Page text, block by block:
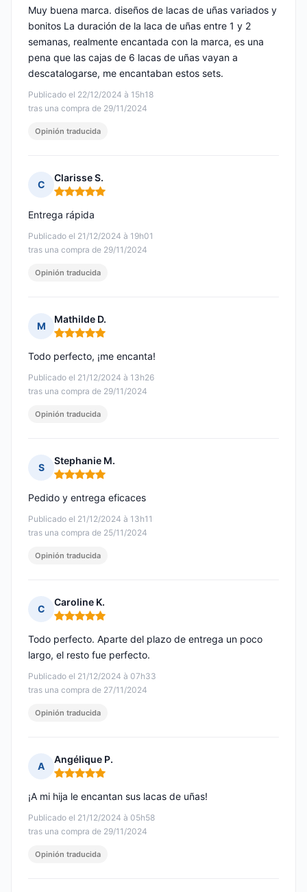
Publicado el 22/12/2024 à 15h18
tras una compra de 29/11/2024
Muy buena marca. diseños de lacas de uñas variados y
bonitos La duración de la laca de uñas entre 1 y 2
semanas, realmente encantada con la marca, es una
pena que las cajas de 6 lacas de uñas vayan a
descatalogarse, me encantaban estos sets.
Opinión traducida
C
Clarisse S.
Nota: 5 de 5
Publicado el 21/12/2024 à 19h01
tras una compra de 29/11/2024
Entrega rápida
Opinión traducida
M
Mathilde D.
Nota: 5 de 5
Publicado el 21/12/2024 à 13h26
tras una compra de 29/11/2024
Todo perfecto, ¡me encanta!
Opinión traducida
S
Stephanie M.
Nota: 5 de 5
Publicado el 21/12/2024 à 13h11
tras una compra de 25/11/2024
Pedido y entrega eficaces
Opinión traducida
C
Caroline K.
Nota: 5 de 5
Publicado el 21/12/2024 à 07h33
tras una compra de 27/11/2024
Todo perfecto. Aparte del plazo de entrega un poco
largo, el resto fue perfecto.
Opinión traducida
A
Angélique P.
Nota: 5 de 5
Publicado el 21/12/2024 à 05h58
tras una compra de 29/11/2024
¡A mi hija le encantan sus lacas de uñas!
Opinión traducida